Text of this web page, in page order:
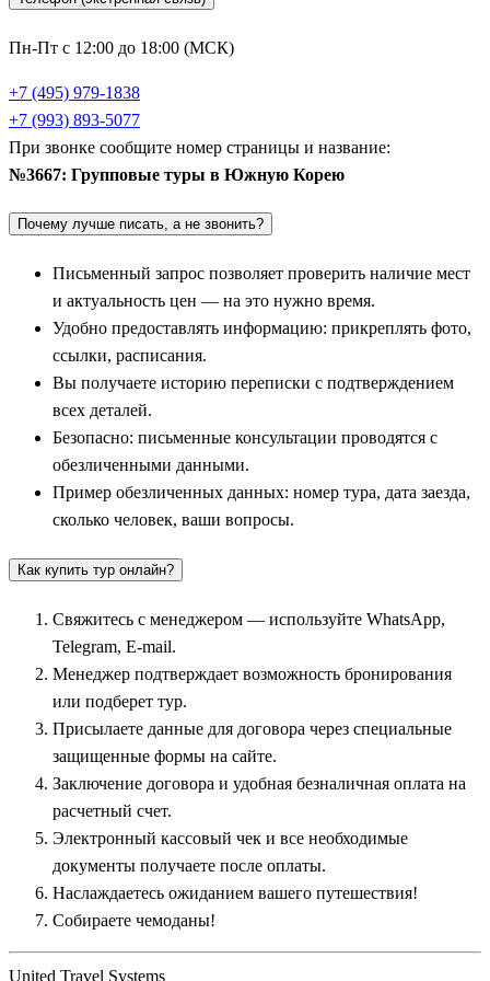
футуристического района Центум Сити и потрясающего
буддийского храма Хэдон Ёнгунса, расположенного прямо на
крупнейший в стране рыбный рынок Джагальчи, где можно
увидеть сотни видов экзотических морепродуктов, и
совершает прогулку по красочной культурной деревне
Камчхон, раскинувшейся на склонах холмов.
Историческое наследие древних династий: Кенджу
Глубокое погружение в летописи древних корейских
государств начинается в легендарном городеКенджу(в
путеводителях также часто используются варианты написания
Кёнджу). Этот город называют музеем без стен, так как он
на протяжении веков являлся столицей древнего буддийского
царства Силла. Экскурсионная программа включает осмотр
древнейшей обсерватории Чхомсондэ, парадного храмового
комплекса Булгукса и мистического пещерного грота
Соккурам с величественной статуей Будды. Прогуливаясь
среди гигантских королевских курганов в парке Тумули,
путешественники прикасаются к истокам корейской
цивилизации.
Еще одной важной этнографической жемчужиной маршрута
является очаровательныйЧонджу(в каталогах туроператоров
Чончжу). Этот город знаменит своей огромной и
прекрасно сохранившейся деревней традиционных
деревянных домов ханок. Чонджу официально признан
гастрономической столицей Кореи и родиной знаменитого
блюда пибимпаб. Групповые туры обязательно включают обед
с дегустацией этого аутентичного кулинарного шедевра.
Историческую и культурную линию поездки прекрасно
дополняет визит в тихий городНамвон , овеянный
романтическими легендами о национальной корейской любви
и верности.
Пн-Пт с 12:00 до 18:00 (МСК)
+7 (495) 979-1838
+7 (993) 893-5077
При звонке сообщите номер страницы и название:
№3667: Групповые туры в Южную Корею
Почему лучше писать, а не звонить?
Письменный запрос позволяет проверить наличие мест
и актуальность цен — на это нужно время.
Удобно предоставлять информацию: прикреплять фото,
ссылки, расписания.
Вы получаете историю переписки с подтверждением
всех деталей.
Безопасно: письменные консультации проводятся с
обезличенными данными.
Пример обезличенных данных: номер тура, дата заезда,
сколько человек, ваши вопросы.
Как купить тур онлайн?
Свяжитесь с менеджером — используйте WhatsApp,
Telegram, E-mail.
Менеджер подтверждает возможность бронирования
или подберет тур.
Присылаете данные для договора через специальные
защищенные формы на сайте.
Заключение договора и удобная безналичная оплата на
расчетный счет.
Электронный кассовый чек и все необходимые
документы получаете после оплаты.
Наслаждаетесь ожиданием вашего путешествия!
Собираете чемоданы!
United Travel Systems